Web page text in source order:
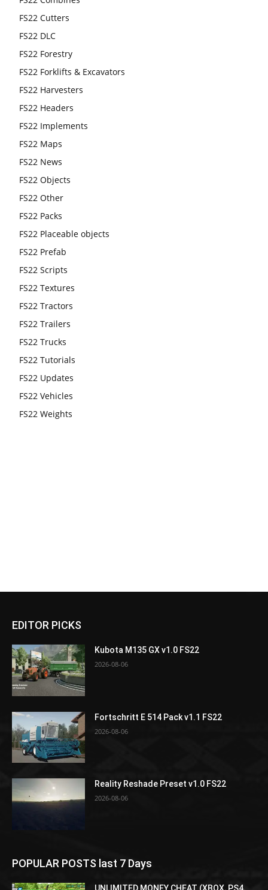
FS22 Cutters
FS22 DLC
FS22 Forestry
FS22 Forklifts & Excavators
FS22 Harvesters
FS22 Headers
FS22 Implements
FS22 Maps
FS22 News
FS22 Objects
FS22 Other
FS22 Packs
FS22 Placeable objects
FS22 Prefab
FS22 Scripts
FS22 Textures
FS22 Tractors
FS22 Trailers
FS22 Trucks
FS22 Tutorials
FS22 Updates
FS22 Vehicles
FS22 Weights
EDITOR PICKS
Kubota M135 GX v1.0 FS22
2026-08-06
Fortschritt E 514 Pack v1.1 FS22
2026-08-06
Reality Reshade Preset v1.0 FS22
2026-08-06
POPULAR POSTS last 7 Days